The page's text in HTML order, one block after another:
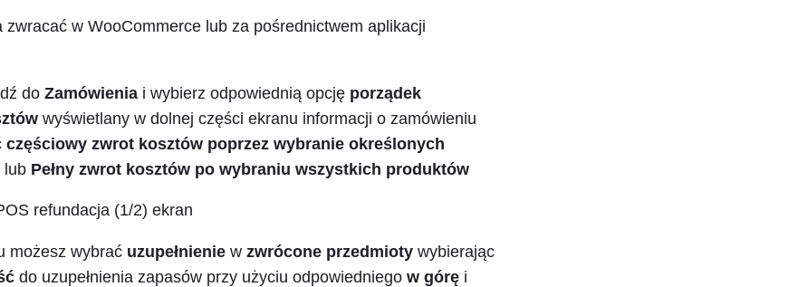
zwracać w WooCommerce lub za pośrednictwem aplikacji
do Zamówienia i wybierz odpowiednią opcję porządek
wyświetlany w dolnej części ekranu informacji o zamówieniu
częściowy zwrot kosztów poprzez wybranie określonych
lub Pełny zwrot kosztów po wybraniu wszystkich produktów
możesz wybrać uzupełnienie w zwrócone przedmioty wybierając
do uzupełnienia zapasów przy użyciu odpowiedniego w górę i